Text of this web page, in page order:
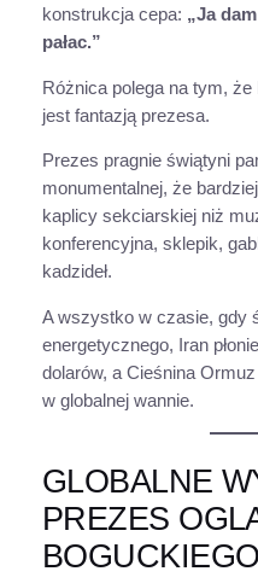
konstrukcja cepa: „Ja
pałac.”
Różnica polega na tym, że
jest fantazją prezesa.
Prezes pragnie świątyni
monumentalnej, że
kaplicy sekciarskiej niż
konferencyjna, sklepik,
kadzideł.
A wszystko w czasie, gdy
energetycznego, Iran
dolarów, a Cieśnina
w globalnej wannie.
GLOBALNE
PREZES
BOGUCKIEGO